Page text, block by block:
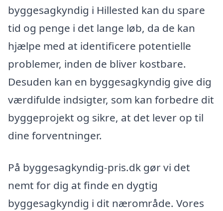
byggesagkyndig i Hillested kan du spare
tid og penge i det lange løb, da de kan
hjælpe med at identificere potentielle
problemer, inden de bliver kostbare.
Desuden kan en byggesagkyndig give dig
værdifulde indsigter, som kan forbedre dit
byggeprojekt og sikre, at det lever op til
dine forventninger.
På byggesagkyndig-pris.dk gør vi det
nemt for dig at finde en dygtig
byggesagkyndig i dit nærområde. Vores